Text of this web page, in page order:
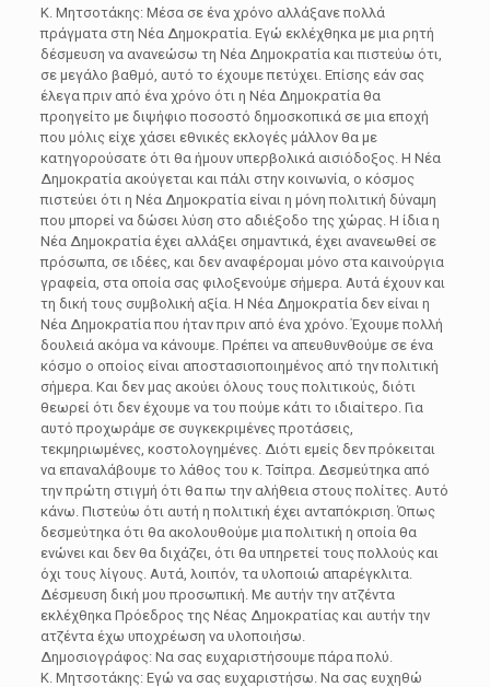
Κ. Μητσοτάκης: Μέσα σε ένα χρόνο αλλάξανε πολλά
πράγματα στη Νέα Δημοκρατία. Εγώ εκλέχθηκα με μια ρητή
δέσμευση να ανανεώσω τη Νέα Δημοκρατία και πιστεύω ότι,
σε μεγάλο βαθμό, αυτό το έχουμε πετύχει. Επίσης εάν σας
έλεγα πριν από ένα χρόνο ότι η Νέα Δημοκρατία θα
προηγείτο με διψήφιο ποσοστό δημοσκοπικά σε μια εποχή
που μόλις είχε χάσει εθνικές εκλογές μάλλον θα με
κατηγορούσατε ότι θα ήμουν υπερβολικά αισιόδοξος. Η Νέα
Δημοκρατία ακούγεται και πάλι στην κοινωνία, ο κόσμος
πιστεύει ότι η Νέα Δημοκρατία είναι η μόνη πολιτική δύναμη
που μπορεί να δώσει λύση στο αδιέξοδο της χώρας. Η ίδια η
Νέα Δημοκρατία έχει αλλάξει σημαντικά, έχει ανανεωθεί σε
πρόσωπα, σε ιδέες, και δεν αναφέρομαι μόνο στα καινούργια
γραφεία, στα οποία σας φιλοξενούμε σήμερα. Αυτά έχουν και
τη δική τους συμβολική αξία. Η Νέα Δημοκρατία δεν είναι η
Νέα Δημοκρατία που ήταν πριν από ένα χρόνο. Έχουμε πολλή
δουλειά ακόμα να κάνουμε. Πρέπει να απευθυνθούμε σε ένα
κόσμο ο οποίος είναι αποστασιοποιημένος από την πολιτική
σήμερα. Και δεν μας ακούει όλους τους πολιτικούς, διότι
θεωρεί ότι δεν έχουμε να του πούμε κάτι το ιδιαίτερο. Για
αυτό προχωράμε σε συγκεκριμένες προτάσεις,
τεκμηριωμένες, κοστολογημένες. Διότι εμείς δεν πρόκειται
να επαναλάβουμε το λάθος του κ. Τσίπρα. Δεσμεύτηκα από
την πρώτη στιγμή ότι θα πω την αλήθεια στους πολίτες. Αυτό
κάνω. Πιστεύω ότι αυτή η πολιτική έχει ανταπόκριση. Όπως
δεσμεύτηκα ότι θα ακολουθούμε μια πολιτική η οποία θα
ενώνει και δεν θα διχάζει, ότι θα υπηρετεί τους πολλούς και
όχι τους λίγους. Αυτά, λοιπόν, τα υλοποιώ απαρέγκλιτα.
Δέσμευση δική μου προσωπική. Με αυτήν την ατζέντα
εκλέχθηκα Πρόεδρος της Νέας Δημοκρατίας και αυτήν την
ατζέντα έχω υποχρέωση να υλοποιήσω.
Δημοσιογράφος: Να σας ευχαριστήσουμε πάρα πολύ.
Κ. Μητσοτάκης: Εγώ να σας ευχαριστήσω. Να σας ευχηθώ